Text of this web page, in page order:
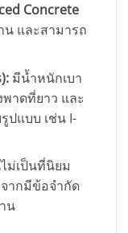
Concrete
และสามารถ
มีน้ำหนักเบา
พาดที่ยาว และ
ปแบบ เช่น I-
ม่เป็นที่นิยม
ากมีข้อจำกัด
น